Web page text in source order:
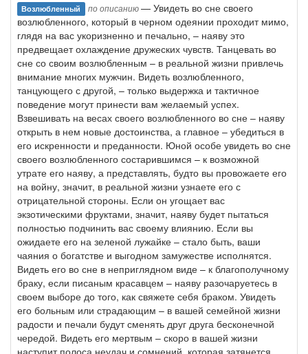
Возлюбленный по описанию— Увидеть во сне своего
возлюбленного, который в черном одеянии проходит мимо,
глядя на вас укоризненно и печально, – наяву это
предвещает охлаждение дружеских чувств. Танцевать во
сне со своим возлюбленным – в реальной жизни привлечь
внимание многих мужчин. Видеть возлюбленного,
танцующего с другой, – только выдержка и тактичное
поведение могут принести вам желаемый успех.
Взвешивать на весах своего возлюбленного во сне – наяву
открыть в нем новые достоинства, а главное – убедиться в
его искренности и преданности. Юной особе увидеть во сне
своего возлюбленного состарившимся – к возможной
утрате его наяву, а представлять, будто вы провожаете его
на войну, значит, в реальной жизни узнаете его с
отрицательной стороны. Если он угощает вас
экзотическими фруктами, значит, наяву будет пытаться
полностью подчинить вас своему влиянию. Если вы
ожидаете его на зеленой лужайке – стало быть, ваши
чаяния о богатстве и выгодном замужестве исполнятся.
Видеть его во сне в неприглядном виде – к благополучному
браку, если писаным красавцем – наяву разочаруетесь в
своем выборе до того, как свяжете себя браком. Увидеть
его больным или страдающим – в вашей семейной жизни
радости и печали будут сменять друг друга бесконечной
чередой. Видеть его мертвым – скоро в вашей жизни
наступит полоса неудач и сомнений, которая затянется